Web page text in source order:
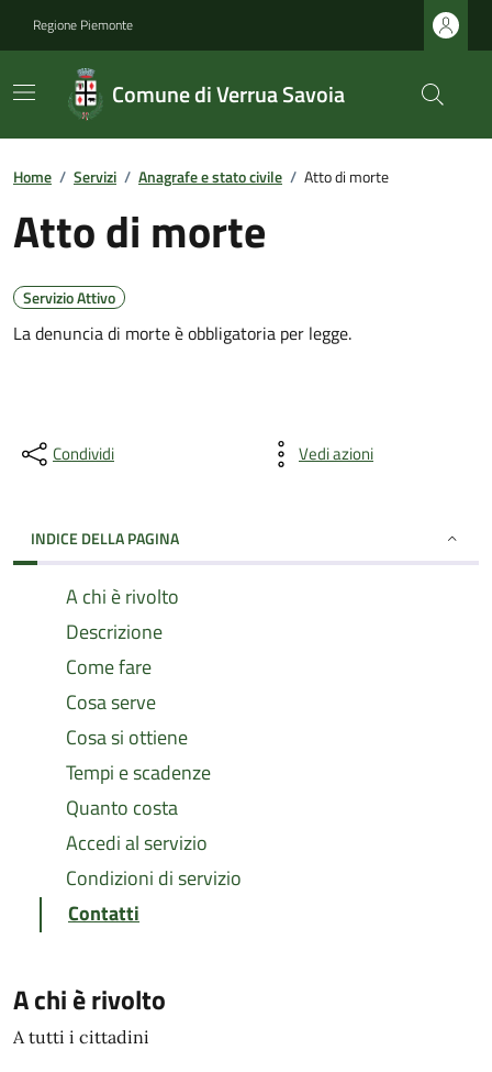
Regione Piemonte
Comune di Verrua Savoia
Home / Servizi / Anagrafe e stato civile / Atto di morte
Atto di morte
Servizio Attivo
La denuncia di morte è obbligatoria per legge.
Condividi Vedi azioni
INDICE DELLA PAGINA
A chi è rivolto
Descrizione
Come fare
Cosa serve
Cosa si ottiene
Tempi e scadenze
Quanto costa
Accedi al servizio
Condizioni di servizio
Contatti
A chi è rivolto
A tutti i cittadini